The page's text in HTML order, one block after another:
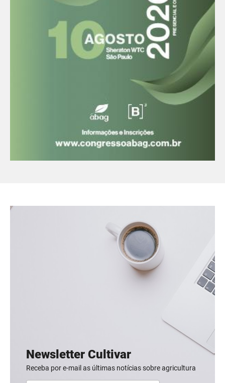
Newsletter Cultivar
Receba por e-mail as últimas notícias sobre agricultura